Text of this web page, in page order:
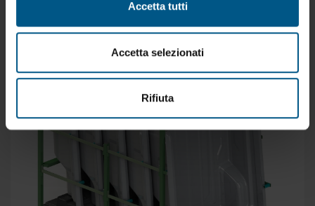
Accetta tutti
Accetta selezionati
Rifiuta